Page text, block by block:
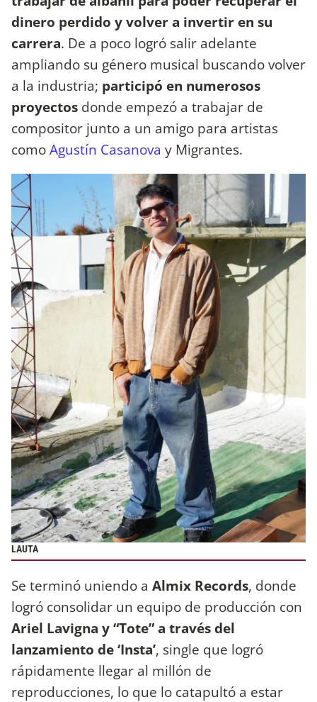
dinero perdido y volver a invertir en su
carrera. De a poco logró salir adelante
ampliando su género musical buscando volver
a la industria; participó en numerosos
proyectos donde empezó a trabajar de
compositor junto a un amigo para artistas
comoAgustín Casanova y Migrantes.
LAUTA
Se terminó uniendo a Almix Records, donde
logró consolidar un equipo de producción con
Ariel Lavigna y “Tote” a través del
lanzamiento de ‘Insta’, single que logró
rápidamente llegar al millón de
reproducciones, lo que lo catapultó a estar